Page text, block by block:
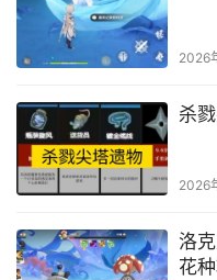
2026
杀
2026
洛
花